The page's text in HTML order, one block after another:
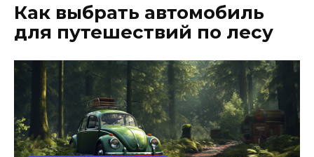
Как выбрать автомобиль
для путешествий по лесу